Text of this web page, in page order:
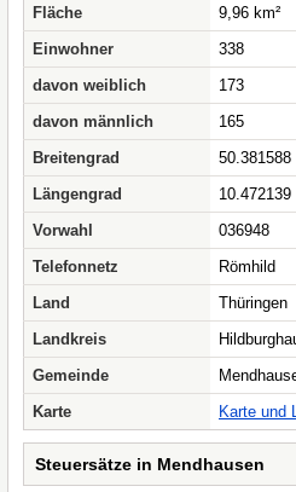
Fläche
9,96 km²
Einwohner
338
davon weiblich
173
davon männlich
165
Breitengrad
50.381588
Längengrad
10.472139
Vorwahl
036948
Telefonnetz
Römhild
Land
Thüringen
Landkreis
Gemeinde
Karte
Karte und
Steuersätze in Mendhausen